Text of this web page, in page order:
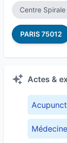
Centre
PARIS 75012
Actes &